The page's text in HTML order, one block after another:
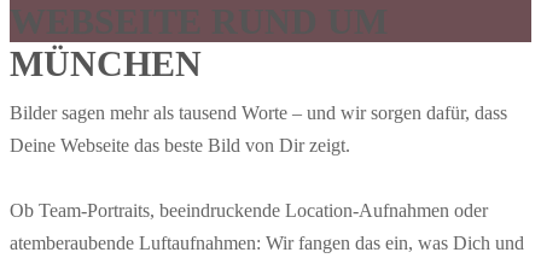
WEBSEITE RUND UM
MÜNCHEN
Bilder sagen mehr als tausend Worte – und wir sorgen dafür, dass
Deine Webseite das beste Bild von Dir zeigt.
Ob Team-Portraits, beeindruckende Location-Aufnahmen oder
atemberaubende Luftaufnahmen: Wir fangen das ein, was Dich und